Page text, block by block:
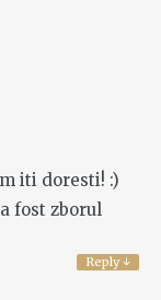
iti doresti! :)
fost zborul
Reply↓